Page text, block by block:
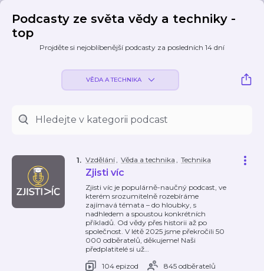
Podcasty ze světa vědy a techniky -
top
Projděte si nejoblíbenější podcasty za posledních 14 dní
VĚDA A TECHNIKA
Vzdělání, Věda a technika , Technika
Zjisti víc
Zjisti víc je populárně-naučný podcast, ve
kterém srozumitelně rozebíráme
zajímavá témata – do hloubky, s
nadhledem a spoustou konkrétních
příkladů. Od vědy přes historii až po
společnost. V létě 2025 jsme překročili 50
000 odběratelů, děkujeme! Naši
předplatitelé si už…
104 epizod
845 odběratelů
1.